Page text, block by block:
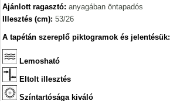
Ajánlott ragasztó: anyagában öntapadós
Illesztés (cm): 53/26
A tapétán szereplő piktogramok és jelentésük:
Lemosható
Eltolt illesztés
Színtartósága kiváló